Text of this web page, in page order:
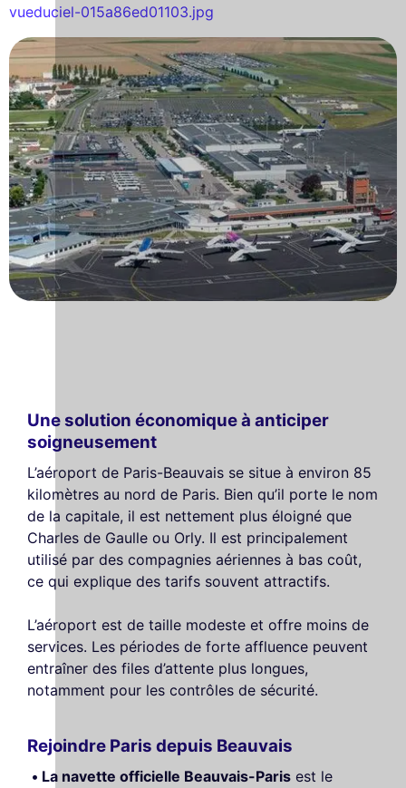
vueduciel-015a86ed01103.jpg
Une solution économique à anticiper
soigneusement
L’aéroport de Paris-Beauvais se situe à environ 85
kilomètres au nord de Paris. Bien qu’il porte le nom
de la capitale, il est nettement plus éloigné que
Charles de Gaulle ou Orly. Il est principalement
utilisé par des compagnies aériennes à bas coût,
ce qui explique des tarifs souvent attractifs.
L’aéroport est de taille modeste et offre moins de
services. Les périodes de forte affluence peuvent
entraîner des files d’attente plus longues,
notamment pour les contrôles de sécurité.
Rejoindre Paris depuis Beauvais
La navette officielle Beauvais-Paris est le